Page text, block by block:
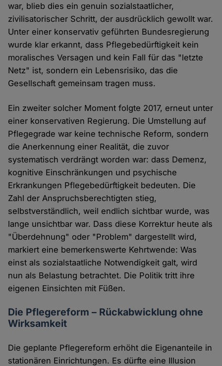
war, blieb dies ein genuin sozialstaatlicher,
zivilisatorischer Schritt, der ausdrücklich gewollt war.
Unter einer konservativ geführten Bundesregierung
wurde klar erkannt, dass Pflegebedürftigkeit kein
moralisches Versagen und kein Fall für das "letzte
Netz" ist, sondern ein Lebensrisiko, das die
Gesellschaft gemeinsam tragen muss.
Ein zweiter solcher Moment folgte 2017, erneut unter
einer konservativen Regierung. Die Umstellung auf
Pflegegrade war keine technische Reform, sondern
die Anerkennung einer Realität, die zuvor
systematisch verdrängt worden war: dass Demenz,
kognitive Einschränkungen und psychische
Erkrankungen Pflegebedürftigkeit bedeuten. Die
Zahl der Anspruchsberechtigten stieg,
selbstverständlich, weil endlich sichtbar wurde, was
lange unsichtbar war. Dass diese Korrektur heute als
"Überdehnung" oder "Problem" dargestellt wird,
markiert eine bemerkenswerte Kehrtwende: Was
einst als sozialstaatliche Notwendigkeit galt, wird
nun als Belastung betrachtet. Die Politik tritt ihre
eigenen Einsichten mit Füßen.
Die Pflegereform – Rückabwicklung ohne
Wirksamkeit
Die geplante Pflegereform erhöht die Eigenanteile in
stationären Einrichtungen. Es dürfte eine Illusion